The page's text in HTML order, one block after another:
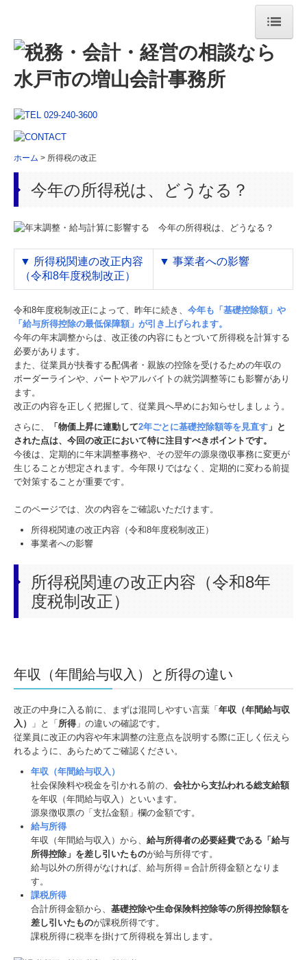
ホーム
事務所紹介
社長挨拶・プロフィール
経営理念
会社概要・アクセス・グループ企業
当事務所の特長
税務会計・巡回監査
経営コンサルティング
お客様のメディア掲載情報
事業承継をお考えの方へ
相続でお困りの方へ
セミナー・イベント
セミナー・講演のご案内
実施セミナーレポート
事務所通信
ラジオ「ビジネス・アイ」
情報誌「和を！Wow !!」
SNS等紹介
地域への貢献
増山英和もうひとつの顔…
ホーム 所得税の改正
今年の所得税は、どうなる？
▼ 所得税関連の改正内容
（令和8年度税制改正）
▼ 事業者への影響
令和8年度税制改正によって、昨年に続き、 今年も「基礎控除額」や
「給与所得控除の最低保障額」が引き上げられます。
今年の年末調整からは、改正後の内容にもとづいて所得税を計算する
必要があります。
また、従業員が扶養する配偶者・親族の控除を受けるための年収の
ボーダーラインや、パートやアルバイトの就労調整等にも影響があり
ます。
改正の内容を正しく把握して、従業員へ早めにお知らせしましょう。
さらに、
「物価上昇に連動して2年ごとに基礎控除額等を見直す 」と
された点は、今回の改正において特に注目すべきポイントです。
今後は、定期的に年末調整事務や、その翌年の源泉徴収事務に変更が
生じることが想定されます。今年限りではなく、定期的に変わる前提
で対策することが重要です。
このページでは、次の内容をご確認いただけます。
所得税関連の改正内容（令和8年度税制改正）
事業者への影響
所得税関連の改正内容（令和8年
度税制改正）
年収（年間給与収入）と所得の違い
改正の中身に入る前に、まずは混同しやすい言葉「年収（年間給与収
入）
」と「所得」の違いの確認です。
従業員に改正の内容や年末調整の注意点を説明する際に正しく伝えら
れるように、あらためてご確認ください。
年収（年間給与収入）
社会保険料や税金を引かれる前の、 会社から支払われる総支給額
を年収（年間給与収入）といいます。
源泉徴収票の「支払金額」欄の金額です。
給与所得
年収（年間給与収入）から、 給与所得者の必要経費である「給与
所得控除」を差し引いたものが給与所得です。
給与以外の所得がなければ、給与所得＝合計所得金額となりま
す。
課税所得
合計所得金額から、 基礎控除や生命保険料控除等の所得控除額を
差し引いたものが課税所得です。
課税所得に税率を掛けて所得税を算出します。